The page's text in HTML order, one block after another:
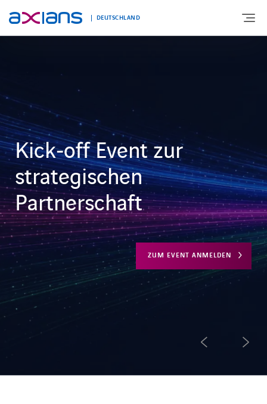
DEUTSCHLAND
PORTFOLIO
PRODUKTE
BRANCHEN
NEWS UND INSIGHTS
REFERENZEN
KARRIERE
Kick‑off Event zur
strategischen
Partnerschaft
ZUM EVENT ANMELDEN